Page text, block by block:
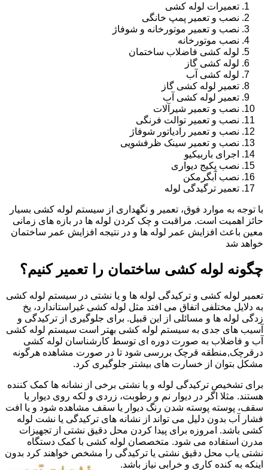
تعمیرات لوله کشی
نصب و تعمیر پمپ خانگی
نصب و تعمیر موتورخانه و شوفاژ
نصب موتورخانه
لوله کشی فاضلاب ساختمان
لوله کشی گاز
لوله کشی آب
تعمیر لوله کشی گاز
تعمیر لوله کشی آب
نصب و تعمیر شیرآلات
نصب و تعمیر توالت فرنگی
نصب و تعمیر رادیاتور شوفاژ
نصب و تعمیر سینک ظرفشویی
اجرای باربیکیو
نصب پکیج دیواری
نصب آبگرمکن
تعمیر ترگیدگی لوله
با توجه به موارد فوق، تعمیر و نگهداری از سیستم لوله کشی بسیار
حائز اهمیت است. مراقبت و چک کردن لوله ها در بازه های زمانی
معین باعث افزایش عمر لوله ها و در نتیجه افزایش عمر ساختمان
خواهد شد
چگونه لوله کشی ساختمان را تعمیر کنیم؟
تعمیر لوله کشی و ترکیدگی لوله ها و یا نشتی در سیستم لوله کشی
به دلایل مختلفی اتفاق می افتد مثل لوله کشی غیراستاندارد، یخ
زدگی لوله ها و مسائلی از این قبیل. برای جلوگیری از ترکیدگی و
آسیب های جدی به سیستم لوله کشی بهتر است سیستم لوله کشی
آب و فاضلاب به صورت دوره ای توسط کارشناسان لوله کشی
درقرچک,منطقه قرچک بررسی شود تا در صورت مشاهده هرگونه
مشکل بتوان از خسارت های بیشتر جلوگیری کرد.
برای تشخیص ترکیدگی لوله و یا نشتی برخی از نشانه ها کمک کننده
هستند. مثلا اگر در دیوار نم و رطوبت، زردی و لکه روی دیوار یا
سقف، پوسته پوسته شدن رنگ دیوار یا سقف مشاهده شود و یا افت
فشار آب بدون دلیل می تواند از نشانه های ترکیدگی یا نشت لوله
کشی باشد. امروزه برای پیدا کردن محل دقیق نشتی از تجهیزات
مدرن استفاده می شود. متخصصان لوله کشی با کمک دستگاه
نشتی یاب محل دقیق نشتی یا ترکیدگی را مشخص خواهند کرد بدون
اینکه به کنده کاری و خرابی نیاز باشد.